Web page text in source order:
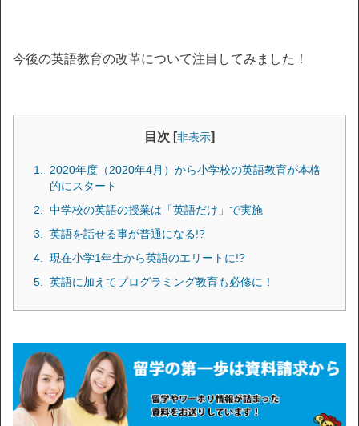
今後の英語教育の改革について注目してみました！
目次 [非表示]
2020年度（2020年4月）から小学校の英語教育が本格
的にスタート
中学校の英語の授業は「英語だけ」で実施
英語を話せる事が普通になる!?
現在小学1年生から英語のエリートに!?
英語に加えてプログラミング教育も必修に！